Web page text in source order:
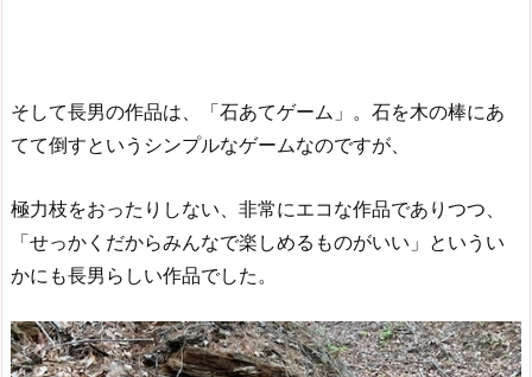
そして長男の作品は、「石あてゲーム」。石を木の棒にあ
てて倒すというシンプルなゲームなのですが、
極力枝をおったりしない、非常にエコな作品でありつつ、
「せっかくだからみんなで楽しめるものがいい」というい
かにも長男らしい作品でした。